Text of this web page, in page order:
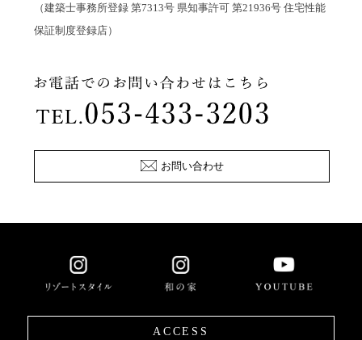
（建築士事務所登録 第7313号 県知事許可 第21936号 住宅性能
保証制度登録店）
お問い合わせ
ACCESS